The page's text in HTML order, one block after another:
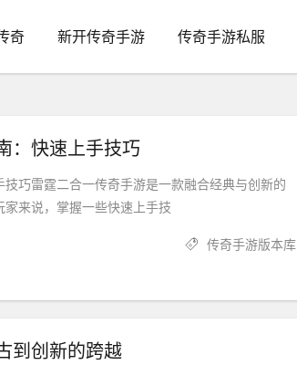
奇 新开传奇手游 传奇手游私服
：快速上手技巧
巧雷霆二合一传奇手游是一款融合经典与创新的
来说，掌握一些快速上手技
传奇手游版本库
到创新的跨越